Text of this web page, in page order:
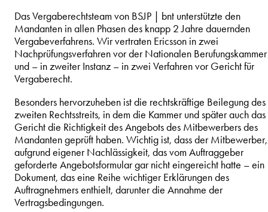
Das Vergaberechtsteam von BSJP | bnt unterstützte den
Mandanten in allen Phasen des knapp 2 Jahre dauernden
Vergabeverfahrens. Wir vertraten Ericsson in zwei
Nachprüfungsverfahren vor der Nationalen Berufungskammer
und – in zweiter Instanz – in zwei Verfahren vor Gericht für
Vergaberecht.
Besonders hervorzuheben ist die rechtskräftige Beilegung des
zweiten Rechtsstreits, in dem die Kammer und später auch das
Gericht die Richtigkeit des Angebots des Mitbewerbers des
Mandanten geprüft haben. Wichtig ist, dass der Mitbewerber,
aufgrund eigener Nachlässigkeit, das vom Auftraggeber
geforderte Angebotsformular gar nicht eingereicht hatte – ein
Dokument, das eine Reihe wichtiger Erklärungen des
Auftragnehmers enthielt, darunter die Annahme der
Vertragsbedingungen.